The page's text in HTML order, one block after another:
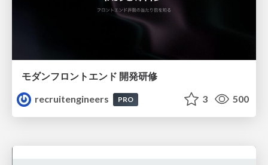
モダンフロントエンド 開発研修
recruitengineers
PRO 3 500